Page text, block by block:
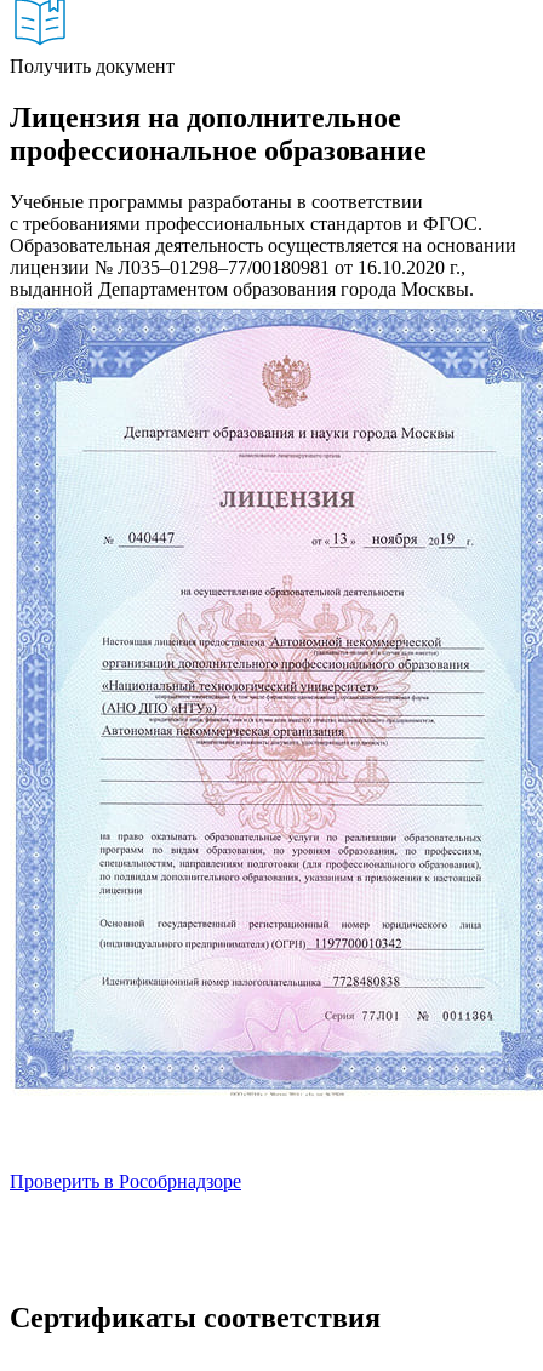
Получить документ
Лицензия на дополнительное
профессиональное образование
Учебные программы разработаны в соответствии
с требованиями профессиональных стандартов и ФГОС.
Образовательная деятельность осуществляется на основании
лицензии № Л035–01298–77/00180981 от 16.10.2020 г.,
выданной Департаментом образования города Москвы.
Проверить в Рособрнадзоре
Сертификаты соответствия